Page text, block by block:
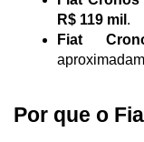
R$ 119 mil .
Fiat
Por que o